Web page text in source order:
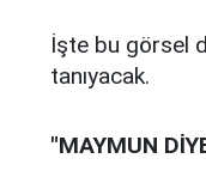
İşte bu görsel
tanıyacak.
"MAYMUN